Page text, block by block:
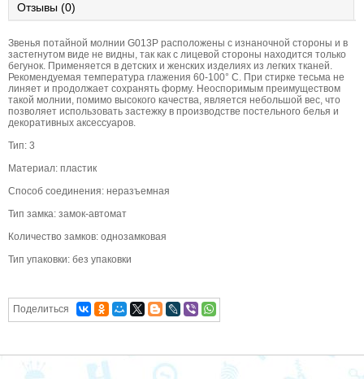
Отзывы (0)
Звенья потайной молнии G013P расположены с изнаночной стороны и в
застегнутом виде не видны, так как с лицевой стороны находится только
бегунок. Применяется в детских и женских изделиях из легких тканей.
Рекомендуемая температура глажения 60-100° С. При стирке тесьма не
линяет и продолжает сохранять форму. Неоспоримым преимуществом
такой молнии, помимо высокого качества, является небольшой вес, что
позволяет использовать застежку в производстве постельного белья и
декоративных аксессуаров.
Тип: 3
Материал: пластик
Способ соединения: неразъемная
Тип замка: замок-автомат
Количество замков: однозамковая
Тип упаковки: без упаковки
Поделиться